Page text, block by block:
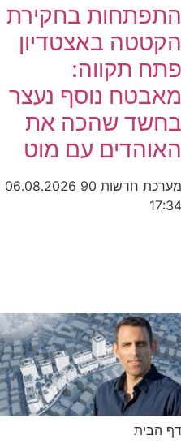
התפתחות בחקירת
הקטטה באצטדיון
פתח תקווה:
מאבטח נוסף נעצר
בחשד שהכה את
האוהדים עם מוט
מערכת חדשות 90
06.08.2026
17:34
דף הבית